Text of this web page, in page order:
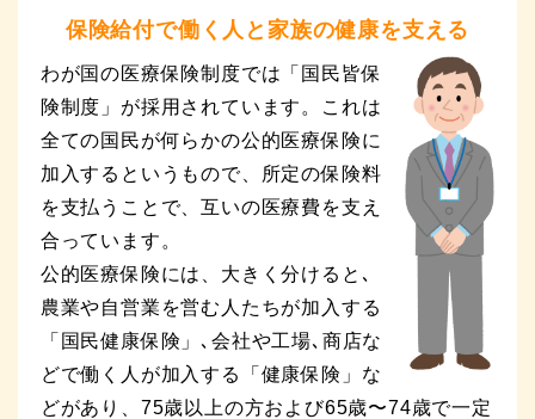
保険給付で働く人と家族の健康を支える
わが国の医療保険制度では「国民皆保
険制度」が採用されています。これは
全ての国民が何らかの公的医療保険に
加入するというもので、所定の保険料
を支払うことで、互いの医療費を支え
合っています。
公的医療保険には、大きく分けると､
農業や自営業を営む人たちが加入する
「国民健康保険」､会社や工場､商店な
どで働く人が加入する「健康保険」な
どがあり、75歳以上の方および65歳〜74歳で一定